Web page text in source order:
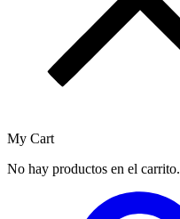
My Cart
No hay productos en el carrito.